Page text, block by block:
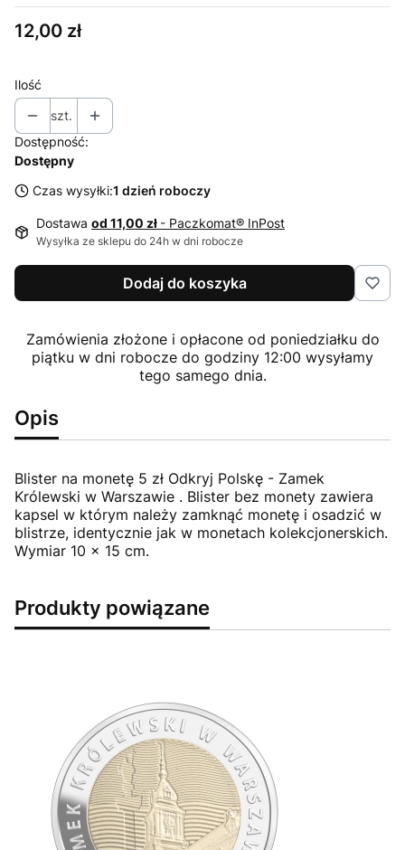
Cena
12,00 zł
Ilość
szt.
Dostępność:
Dostępny
Czas wysyłki:1 dzień roboczy
Dostawa od 11,00 zł - Paczkomat® InPost
Wysyłka ze sklepu do 24h w dni robocze
Dodaj do koszyka
Zamówienia złożone i opłacone od poniedziałku do
piątku w dni robocze do godziny 12:00 wysyłamy
tego samego dnia.
Opis
Blister na monetę 5 zł Odkryj Polskę - Zamek
Królewski w Warszawie . Blister bez monety zawiera
kapsel w którym należy zamknąć monetę i osadzić w
blistrze, identycznie jak w monetach kolekcjonerskich.
Wymiar 10 x 15 cm.
Produkty powiązane